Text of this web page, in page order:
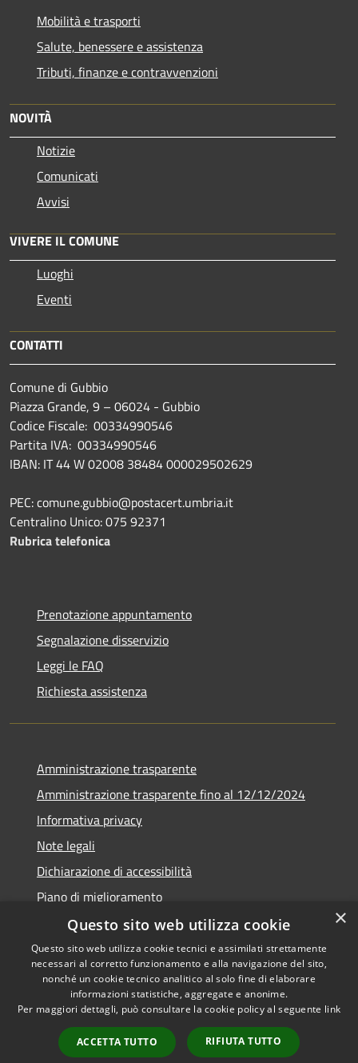
Mobilità e trasporti
Salute, benessere e assistenza
Tributi, finanze e contravvenzioni
NOVITÀ
Notizie
Comunicati
Avvisi
VIVERE IL COMUNE
Luoghi
Eventi
CONTATTI
Comune di Gubbio
Piazza Grande, 9 – 06024 - Gubbio
Codice Fiscale: 00334990546
Partita IVA: 00334990546
IBAN: IT 44 W 02008 38484 000029502629
PEC: comune.gubbio@postacert.umbria.it
Centralino Unico: 075 92371
Rubrica telefonica
Prenotazione appuntamento
Segnalazione disservizio
Leggi le FAQ
Richiesta assistenza
Amministrazione trasparente
Amministrazione trasparente fino al 12/12/2024
Informativa privacy
Note legali
Dichiarazione di accessibilità
Piano di miglioramento
Accessibility
Privacy
Sitemap
Copyright © 2026 • Town of •
Powered byMunicipium
Admin access
×
Questo sito web utilizza cookie
Questo sito web utilizza cookie tecnici e assimilati strettamente
necessari al corretto funzionamento e alla navigazione del sito,
nonché un cookie tecnico analitico al solo fine di elaborare
informazioni statistiche, aggregate e anonime.
Per maggiori dettagli, può consultare la cookie policy al seguente link
ACCETTA TUTTO RIFIUTA TUTTO